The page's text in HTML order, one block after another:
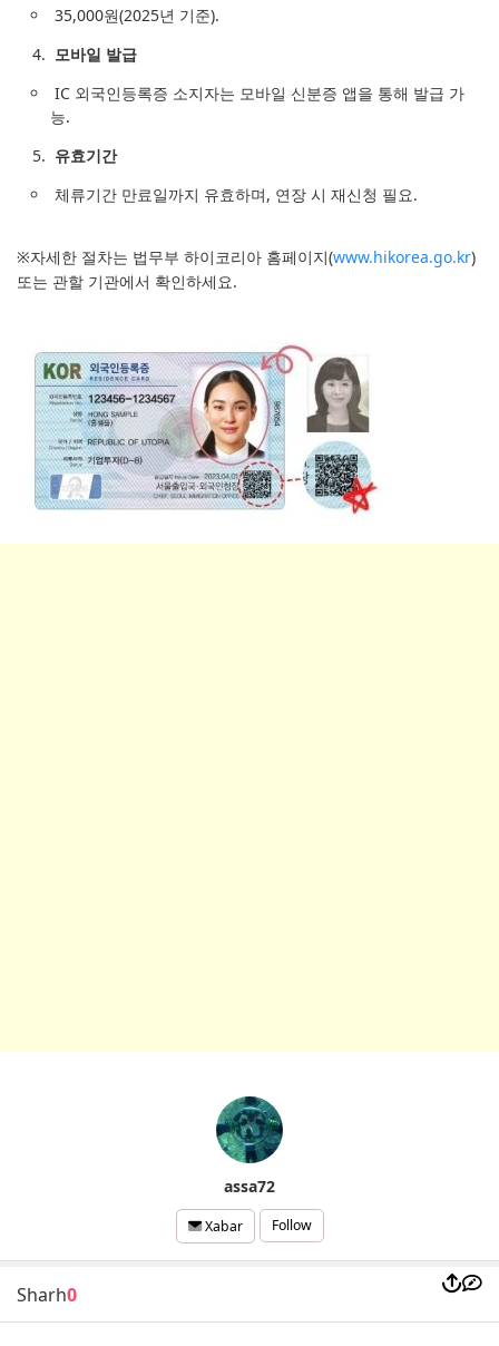
35,000원(2025년 기준).
모바일 발급
IC 외국인등록증 소지자는 모바일 신분증 앱을 통해 발급 가
능.
유효기간
체류기간 만료일까지 유효하며, 연장 시 재신청 필요.
※자세한 절차는 법무부 하이코리아 홈페이지(www.hikorea.go.kr)
또는 관할 기관에서 확인하세요.
assa72
Xabar Follow
Sharh0